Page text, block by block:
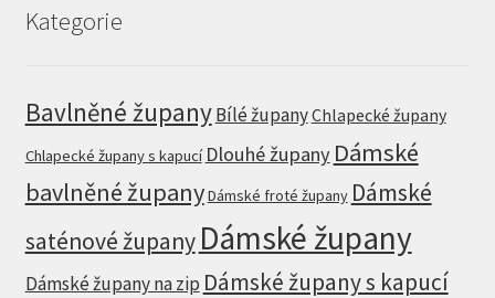
Kategorie
Bavlněné županyBílé županyChlapecké župany
Chlapecké župany s kapucí Dlouhé župany Dámské
bavlněné županyDámské froté župany Dámské
saténové župany Dámské župany
Dámské župany na zip Dámské župany s kapucí